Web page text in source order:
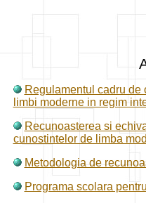
Regulamentul cadru de
limbi moderne in regim
Recunoasterea si
cunostintelor de limba
Metodologia de
Programa scolara